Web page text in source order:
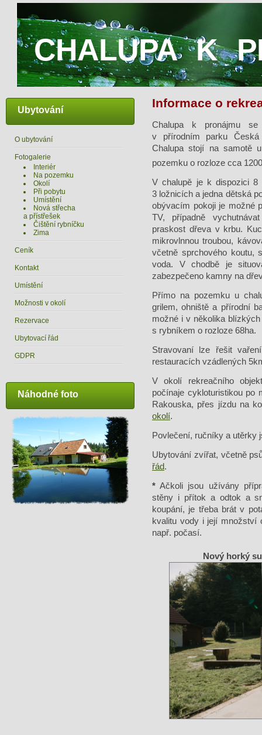
CHALUPA K
Ubytování
O ubytování
Fotogalerie
Interiér
Na pozemku
Okolí
Při pobytu
Umístění
Nová střecha
a přístřešek
Čištění rybníčku
Zima
Ceník
Kontakt
Umístění
Možnosti v okolí
Rezervace
Ubytovací řád
GDPR
Náhodné foto
Informace o
Chalupa k pronájmu se
v přírodním parku Česká
Chalupa stojí na samotě
pozemku o rozloze cca
V chalupě je k dispozici 8
3 ložnicích a jedna dětská
obývacím pokoji je možné
TV, případně
praskost dřeva v krbu.
mikrovlnnou troubou,
včetně sprchového koutu,
voda. V chodbě je
zabezpečeno kamny na
Přímo na pozemku u
grilem, ohniště a přírodní
možné i v několika
s rybníkem o rozloze 68ha.
Stravovaní lze řešit
restauracích vzádlených
V okolí rekreačního
počínaje cykloturistikou po
Rakouska, přes jízdu na
okolí.
Povlečení, ručníky a utěrky
Ubytování zvířat, včetně
řád.
* Ačkoli jsou užívány
stěny i přítok a odtok a
koupání, je třeba brát v
kvalitu vody i její množství
např. počasí.
Nový horký